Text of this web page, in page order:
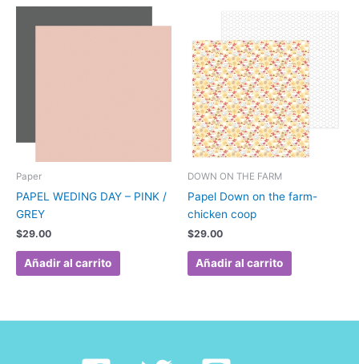
Paper
PAPEL WEDING DAY – PINK /
GREY
$29.00
Añadir al carrito
DOWN ON THE FARM
Papel Down on the farm-
chicken coop
$29.00
Añadir al carrito